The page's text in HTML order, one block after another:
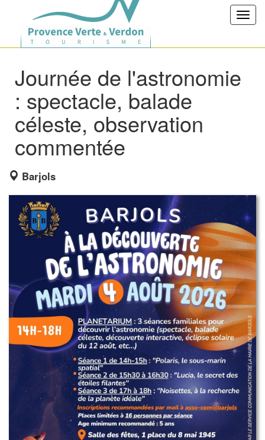
Journée de l'astronomie
: spectacle, balade
céleste, observation
commentée
Barjols